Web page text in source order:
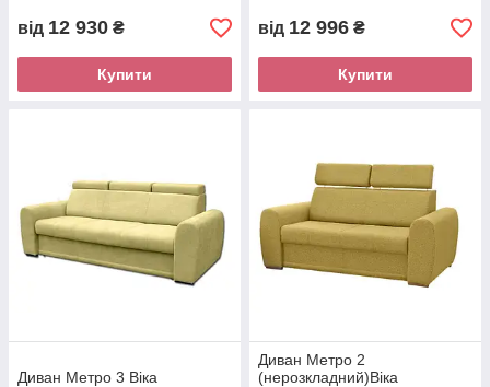
від 12 930 ₴
Купити
від 12 996 ₴
Купити
Диван Метро 3 Віка
Диван Метро 2
(нерозкладний)Віка